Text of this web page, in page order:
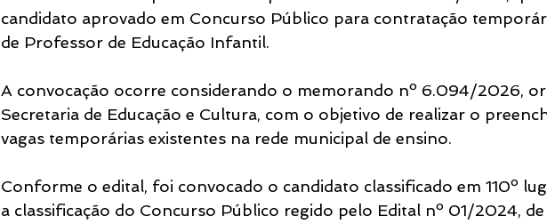
Concurso Público Brigada Militar Assistência Social, Cidadania
candidato aprovado em Concurso Público para contratação
de Professor de Educação Infantil.
A convocação ocorre considerando o memorando nº 6.094/2026,
Secretaria de Educação e Cultura, com o objetivo de realizar o
vagas temporárias existentes na rede municipal de ensino.
Conforme o edital, foi convocado o candidato classificado em 110º
a classificação do Concurso Público regido pelo Edital nº 01/2024, de